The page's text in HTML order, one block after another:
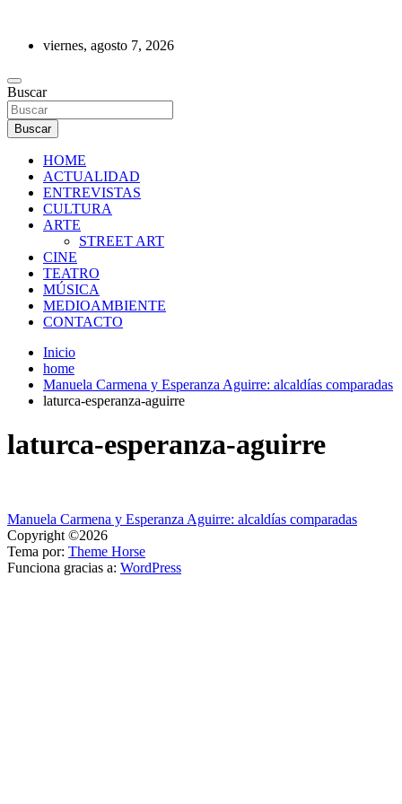
contenidoviernes, agosto 7, 2026
REVISTA DE PRENSA
Buscar
Buscar
HOME
ACTUALIDAD
ENTREVISTAS
CULTURA
ARTE
STREET ART
CINE
TEATRO
MÚSICA
MEDIOAMBIENTE
CONTACTO
Inicio
home
Manuela Carmena y Esperanza Aguirre: alcaldías comparadas
laturca-esperanza-aguirre
laturca-esperanza-aguirre
Navegación
de
entradas
Manuela Carmena y Esperanza Aguirre: alcaldías comparadas
Copyright ©2026
Tema por: Theme Horse
Funciona gracias a: WordPress